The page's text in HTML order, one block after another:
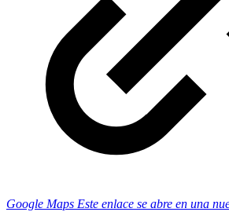
Google Maps Este enlace se abre en una